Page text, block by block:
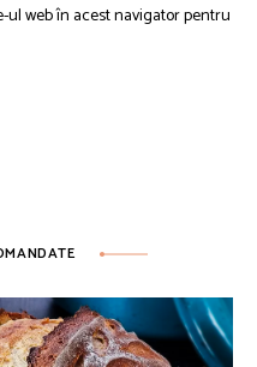
ul web în acest navigator pentru